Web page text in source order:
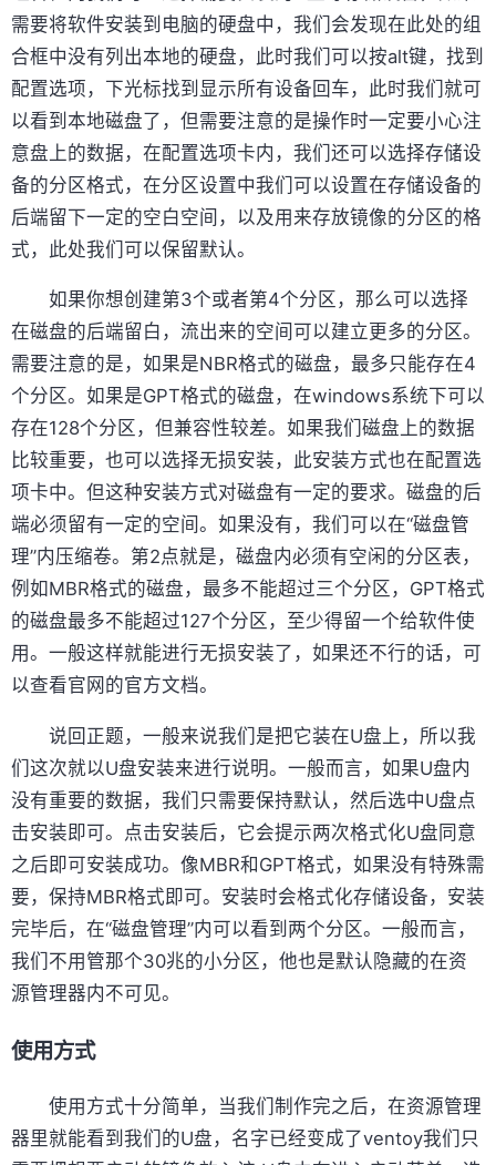
需要将软件安装到电脑的硬盘中，我们会发现在此处的组
合框中没有列出本地的硬盘，此时我们可以按alt键，找到
配置选项，下光标找到显示所有设备回车，此时我们就可
以看到本地磁盘了，但需要注意的是操作时一定要小心注
意盘上的数据，在配置选项卡内，我们还可以选择存储设
备的分区格式，在分区设置中我们可以设置在存储设备的
后端留下一定的空白空间，以及用来存放镜像的分区的格
式，此处我们可以保留默认。
如果你想创建第3个或者第4个分区，那么可以选择
在磁盘的后端留白，流出来的空间可以建立更多的分区。
需要注意的是，如果是NBR格式的磁盘，最多只能存在4
个分区。如果是GPT格式的磁盘，在windows系统下可以
存在128个分区，但兼容性较差。如果我们磁盘上的数据
比较重要，也可以选择无损安装，此安装方式也在配置选
项卡中。但这种安装方式对磁盘有一定的要求。磁盘的后
端必须留有一定的空间。如果没有，我们可以在“磁盘管
理”内压缩卷。第2点就是，磁盘内必须有空闲的分区表，
例如MBR格式的磁盘，最多不能超过三个分区，GPT格式
的磁盘最多不能超过127个分区，至少得留一个给软件使
用。一般这样就能进行无损安装了，如果还不行的话，可
以查看官网的官方文档。
说回正题，一般来说我们是把它装在U盘上，所以我
们这次就以U盘安装来进行说明。一般而言，如果U盘内
没有重要的数据，我们只需要保持默认，然后选中U盘点
击安装即可。点击安装后，它会提示两次格式化U盘同意
之后即可安装成功。像MBR和GPT格式，如果没有特殊需
要，保持MBR格式即可。安装时会格式化存储设备，安装
完毕后，在“磁盘管理”内可以看到两个分区。一般而言，
我们不用管那个30兆的小分区，他也是默认隐藏的在资
源管理器内不可见。
使用方式
使用方式十分简单，当我们制作完之后，在资源管理
器里就能看到我们的U盘，名字已经变成了ventoy我们只